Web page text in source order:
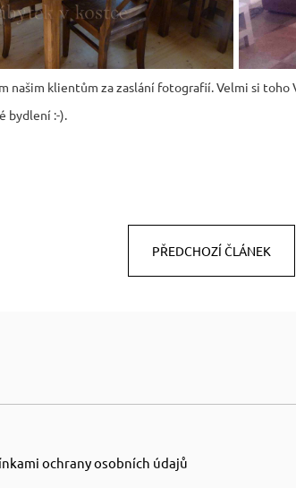
našim klientům za zaslání fotografií. Velmi si toho
bydlení :-).
PŘEDCHOZÍ ČLÁNEK
ochrany osobních údajů